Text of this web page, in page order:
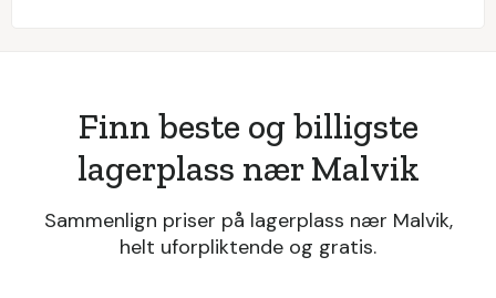
Finn beste og billigste
lagerplass nær Malvik
Sammenlign priser på lagerplass nær Malvik,
helt uforpliktende og gratis.